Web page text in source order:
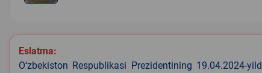
of
1
Eslatma:
O‘zbekiston Respublikasi Prezidentining 19.04.2024-